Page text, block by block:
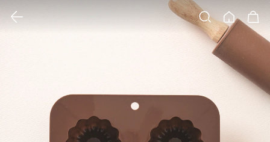
검색 홈 장바구니